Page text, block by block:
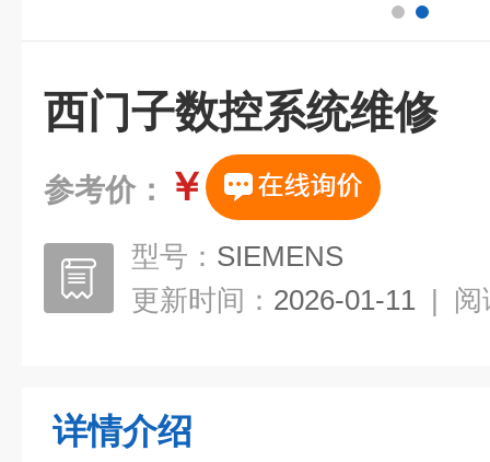
西门子数控系统维修
参考价： ￥
型号： SIEMENS
更新时间： 2026-01-11 | 阅
详情介绍